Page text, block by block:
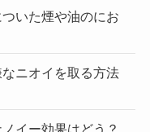
いた煙や油のにお
ニオイを取る方法
イー効果はどう？